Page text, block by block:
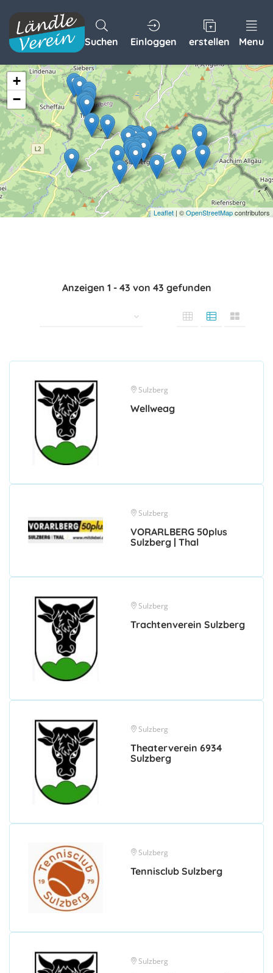
Suchen Einloggen erstellen Menu
Anzeigen 1 - 43 von 43 gefunden
Sulzberg
Wellweag
Sulzberg
VORARLBERG 50plus
Sulzberg | Thal
Sulzberg
Trachtenverein Sulzberg
Sulzberg
Theaterverein 6934
Sulzberg
Sulzberg
Tennisclub Sulzberg
Sulzberg
+
−
Leaflet | ©OpenStreetMapcontributors